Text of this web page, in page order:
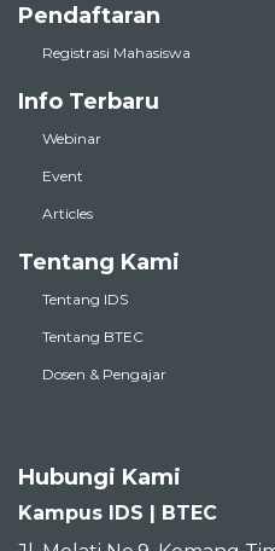
Pendaftaran
Registrasi Mahasiswa
Info Terbaru
Webinar
Event
Articles
Tentang Kami
Tentang IDS
Tentang BTEC
Dosen & Pengajar
Hubungi Kami
Kampus IDS | BTEC